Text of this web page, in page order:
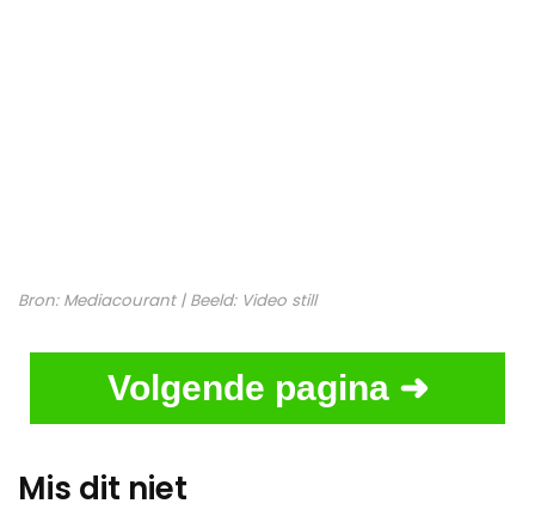
Bron: Mediacourant| Beeld: Video still
Volgende pagina ➜
Mis dit niet